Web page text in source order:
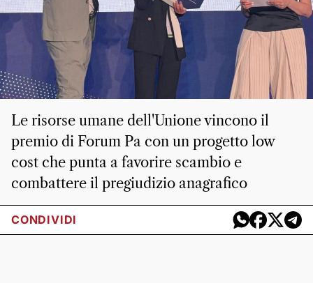
Le risorse umane dell'Unione vincono il
premio di Forum Pa con un progetto low
cost che punta a favorire scambio e
combattere il pregiudizio anagrafico
CONDIVIDI